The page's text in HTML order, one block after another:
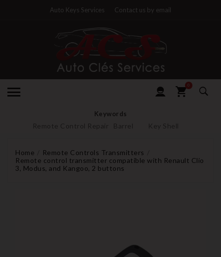
Auto Keys Services Contact us by email
0
Keywords
Remote Control Repair Barrel Key Shell
Home
Remote Controls Transmitters
Remote control transmitter compatible with Renault Clio
3, Modus, and Kangoo, 2 buttons